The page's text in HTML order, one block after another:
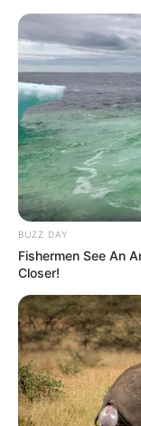
BUZZ DAY
Fishermen See An
Closer!